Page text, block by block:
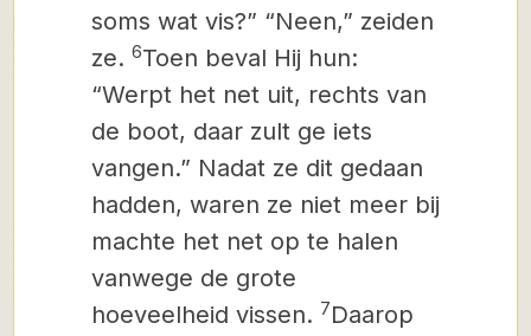
soms wat vis?” “Neen,” zeiden
ze. 6Toen beval Hij hun:
“Werpt het net uit, rechts van
de boot, daar zult ge iets
vangen.” Nadat ze dit gedaan
hadden, waren ze niet meer bij
machte het net op te halen
vanwege de grote
hoeveelheid vissen. 7Daarop